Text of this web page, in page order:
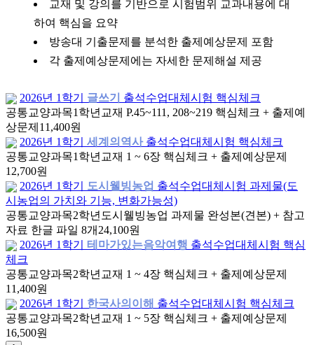
교재 및 강의를 기반으로 시험범위 교과내용에 대
하여 핵심을 요약
방송대 기출문제를 분석한 출제예상문제 포함
각 출제예상문제에는 자세한 문제해설 제공
2026년 1학기 글쓰기 출석수업대체시험 핵심체크
공통교양과목1학년 교재 P.45~111, 208~219 핵심체크 + 출제예
상문제 11,400원
2026년 1학기
세계의역사 출석수업대체시험 핵심체크
공통교양과목1학년 교재 1 ~ 6장 핵심체크 + 출제예상문제
12,700원
2026년 1학기
도시웰빙농업 출석수업대체시험 과제물(도
시농업의 가치와 기능, 변화가능성)
공통교양과목2학년 도시웰빙농업 과제물 완성본(견본) + 참고
자료 한글 파일 8개 24,100원
2026년 1학기
테마가있는음악여행 출석수업대체시험 핵심
체크
공통교양과목2학년 교재 1 ~ 4장 핵심체크 + 출제예상문제
11,400원
2026년 1학기
한국사의이해 출석수업대체시험 핵심체크
공통교양과목2학년 교재 1 ~ 5장 핵심체크 + 출제예상문제
16,500원